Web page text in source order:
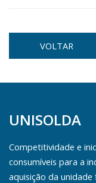
VOLTAR
UNISOLDA
Competitividade e
consumíveis para a
aquisição da